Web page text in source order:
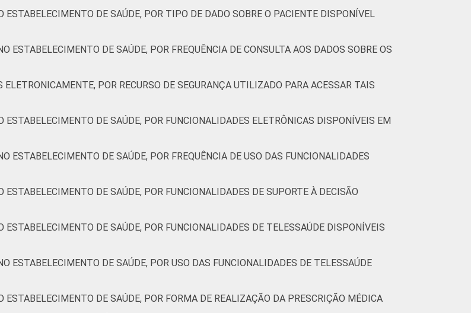
ESTABELECIMENTO DE SAÚDE, POR TIPO DE DADO SOBRE O PACIENTE DISPONÍVEL
ESTABELECIMENTO DE SAÚDE, POR FREQUÊNCIA DE CONSULTA AOS DADOS SOBRE OS
POR RECURSO DE SEGURANÇA UTILIZADO PARA ACESSAR TAIS
ESTABELECIMENTO DE SAÚDE, POR FUNCIONALIDADES ELETRÔNICAS DISPONÍVEIS EM
ESTABELECIMENTO DE SAÚDE, POR FREQUÊNCIA DE USO DAS FUNCIONALIDADES
DE SAÚDE, POR FUNCIONALIDADES DE SUPORTE À DECISÃO
ESTABELECIMENTO DE SAÚDE, POR FUNCIONALIDADES DE TELESSAÚDE DISPONÍVEIS
ESTABELECIMENTO DE SAÚDE, POR USO DAS FUNCIONALIDADES DE TELESSAÚDE
ESTABELECIMENTO DE SAÚDE, POR FORMA DE REALIZAÇÃO DA PRESCRIÇÃO MÉDICA